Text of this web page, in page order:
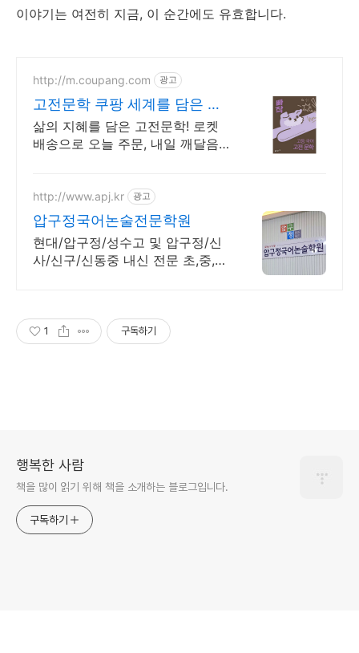
이야기는 여전히 지금, 이 순간에도 유효합니다.
http://m.coupang.com 광고
고전문학 쿠팡 세계를 담은 문
학
삶의 지혜를 담은 고전문학! 로켓
배송으로 오늘 주문, 내일 깨달음
디서든 지혜를 채우세요.
http://www.apj.kr 광고
압구정국어논술전문학원
현대/압구정/성수고 및 압구정/신
사/신구/신동중 내신 전문 초,중,고
1 구독하기
행복한 사람
책을 많이 읽기 위해 책을 소개하는 블로그입니다.
구독하기